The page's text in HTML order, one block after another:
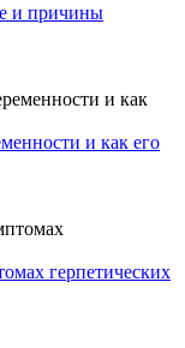
и причины
и как его
герпетических